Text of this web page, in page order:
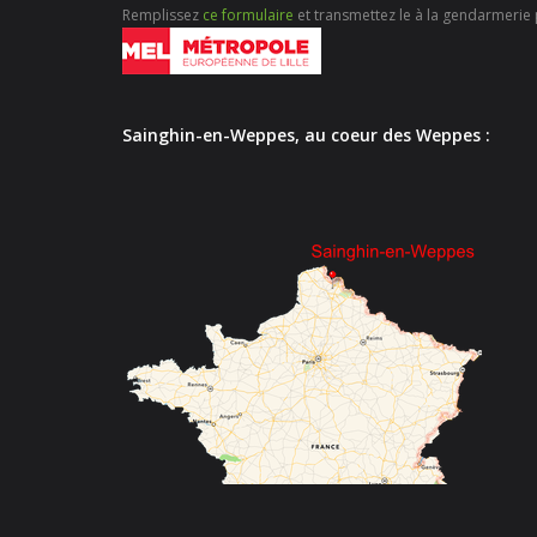
Remplissez ce formulaire et transmettez le à la
Sainghin-en-Weppes, au coeur des Weppes :